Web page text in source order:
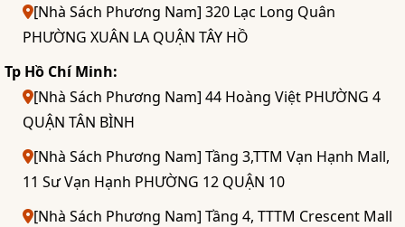
[Nhà Sách Phương Nam] 320 Lạc Long Quân
PHƯỜNG XUÂN LA QUẬN TÂY HỒ
Tp Hồ Chí Minh:
[Nhà Sách Phương Nam] 44 Hoàng Việt PHƯỜNG 4
QUẬN TÂN BÌNH
[Nhà Sách Phương Nam] Tầng 3,TTM Vạn Hạnh Mall,
11 Sư Vạn Hạnh PHƯỜNG 12 QUẬN 10
[Nhà Sách Phương Nam] Tầng 4, TTTM Crescent Mall